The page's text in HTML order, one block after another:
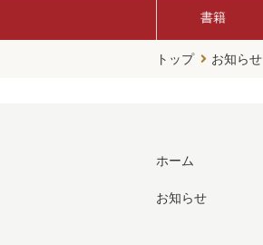
書籍
トップ お知らせ
ホーム
お知らせ